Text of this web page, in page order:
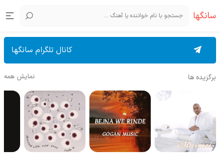
سانگها
کانال تلگرام سانگها
برگزیده ها نمایش همه